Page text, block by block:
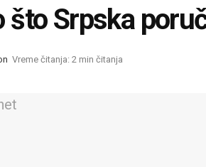
što Srpska
Vreme čitanja: 2 min čitanja